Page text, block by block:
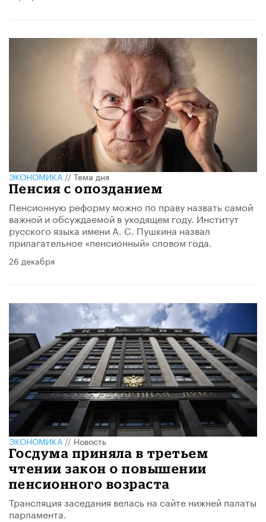
ЭКОНОМИКА//Тема дня
Пенсия с опозданием
Пенсионную реформу можно по праву назвать самой
важной и обсуждаемой в уходящем году. Институт
русского языка имени А. С. Пушкина назвал
прилагательное «пенсионный» словом года.
26 декабря
ЭКОНОМИКА//Новость
Госдума приняла в третьем
чтении закон о повышении
пенсионного возраста
Трансляция заседания велась на сайте нижней палаты
парламента.